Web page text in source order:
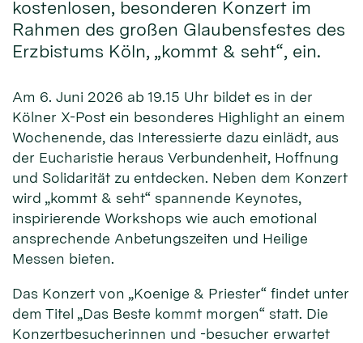
kostenlosen, besonderen Konzert im
Rahmen des großen Glaubensfestes des
Erzbistums Köln, „kommt & seht“, ein.
Am 6. Juni 2026 ab 19.15 Uhr bildet es in der
Kölner X-Post ein besonderes Highlight an einem
Wochenende, das Interessierte dazu einlädt, aus
der Eucharistie heraus Verbundenheit, Hoffnung
und Solidarität zu entdecken. Neben dem Konzert
wird „kommt & seht“ spannende Keynotes,
inspirierende Workshops wie auch emotional
ansprechende Anbetungszeiten und Heilige
Messen bieten.
Das Konzert von „Koenige & Priester“ findet unter
dem Titel „Das Beste kommt morgen“ statt. Die
Konzertbesucherinnen und -besucher erwartet